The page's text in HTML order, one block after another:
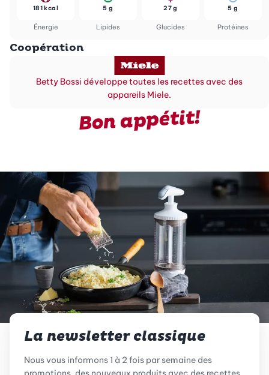
Énergie
181 kcal
Lipides
5 g
Glucides
27 g
Protéines
5 g
Coopération
Betty Bossi développe toutes les recettes avec des
appareils Miele.
Bon appétit!
La newsletter classique
Nous vous informons 1 à 2 fois par semaine des